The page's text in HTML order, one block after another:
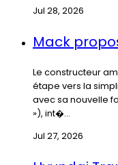
Jul 28, 2026
Mack
Le constructeur
étape vers la
avec sa nouvelle
»), int�...
Jul 27, 2026